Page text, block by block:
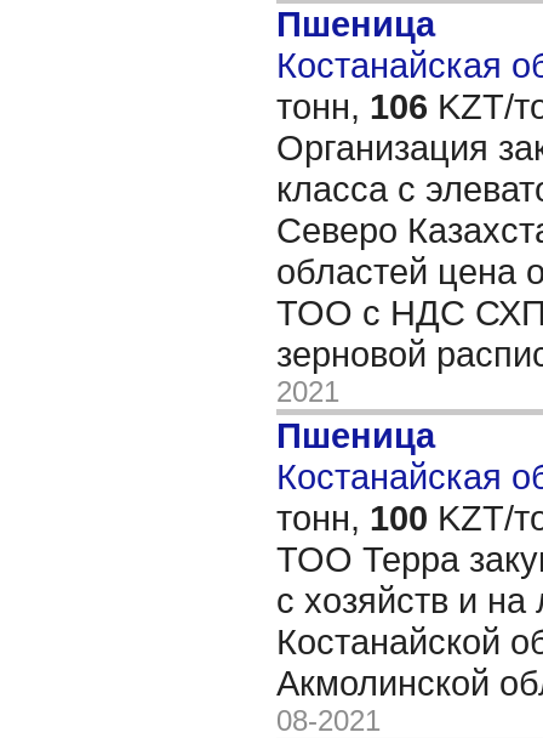
Пшеница
Костанайская
тонн, 106 KZT/
Организация
класса с
Северо
областей цена
ТОО с НДС
зерновой
2021
Пшеница
Костанайская
тонн, 100 KZT/
ТОО Терра
с хозяйств и
Костанайской
Акмолинской
08-2021